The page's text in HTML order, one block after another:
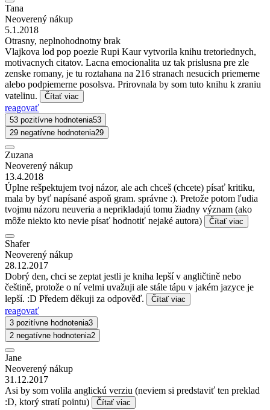
Tana
Neoverený nákup
5.1.2018
Otrasny, neplnohodnotny brak
Vlajkova lod pop poezie Rupi Kaur vytvorila knihu tretoriednych,
motivacnych citatov. Lacna emocionalita uz tak prislusna pre zle
zenske romany, je tu roztahana na 216 stranach nesucich priemerne
alebo podpiemerne posolsva. Prirovnala by som tuto knihu k zraniu
vatelinu.
Čítať viac
reagovať
53 pozitívne hodnotenia53
29 negatívne hodnotenia29
Zuzana
Neoverený nákup
13.4.2018
Úplne rešpektujem tvoj názor, ale ach chceš (chcete) písať kritiku,
mala by byť napísané aspoň gram. správne :). Pretože potom ľudia
tvojmu názoru neuveria a neprikladajú tomu žiadny význam (ako
môže niekto kto nevie písať hodnotiť nejaké autora)
Čítať viac
Shafer
Neoverený nákup
28.12.2017
Dobrý den, chci se zeptat jestli je kniha lepší v angličtině nebo
češtině, protože o ní velmi uvažuji ale stále tápu v jakém jazyce je
lepší. :D Předem děkuji za odpověď.
Čítať viac
reagovať
3 pozitívne hodnotenia3
2 negatívne hodnotenia2
Jane
Neoverený nákup
31.12.2017
Asi by som volila anglickú verziu (neviem si predstaviť ten preklad
:D, ktorý stratí pointu)
Čítať viac